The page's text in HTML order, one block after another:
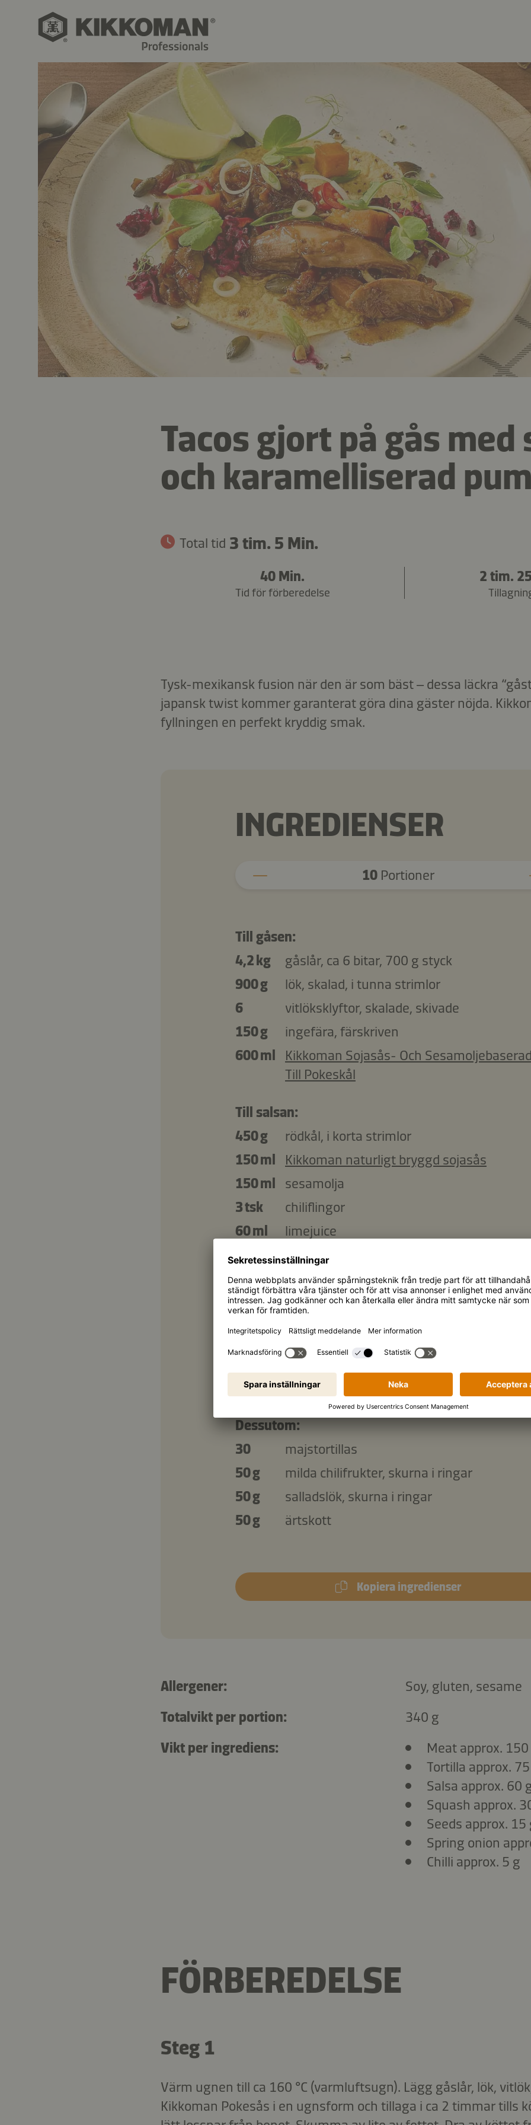
Tacos gjort på gås med
och karamelliserad
Total tid 3 tim. 5 Min.
40 Min.
Tid för förberedelse
2 tim.
Tysk-mexikansk fusion när den är som bäst – dessa läckra
japansk twist kommer garanterat göra dina gäster nöjda.
fyllningen en perfekt kryddig smak.
INGREDIENSER
10Portioner
Till gåsen:
4,2 kg
gåslår, ca 6 bitar, 700 g styck
900 g
lök, skalad, i tunna strimlor
6
vitlöksklyftor, skalade, skivade
150 g
ingefära, färskriven
600 ml
Kikkoman Sojasås- Och
Till Pokeskål
Till salsan:
450 g
rödkål, i korta strimlor
150 ml
Kikkoman naturligt bryggd sojasås
150 ml
sesamolja
3 tsk
chiliflingor
60 ml
limejuice
Till squashen:
600 g
butternutpumpa, skalad, tärnad (ca 1 x 1
150 ml
olivolja
120 g
honung
Salt
150 g
pumpafrön
Dessutom:
30
majstortillas
50 g
milda chilifrukter, skurna i ringar
50 g
salladslök, skurna i ringar
50 g
ärtskott
Kopiera ingredienser
Allergener:
Soy, gluten, sesame
Totalvikt per portion:
340 g
Vikt per ingrediens:
Meat approx.
Tortilla approx.
Salsa approx. 60
Squash approx.
Seeds approx. 15
Spring onion
Chilli approx. 5 g
FÖRBEREDELSE
Steg 1
Värm ugnen till ca 160 °C (varmluftsugn). Lägg gåslår, lök,
Kikkoman Pokesås i en ugnsform och tillaga i ca 2 timmar tills